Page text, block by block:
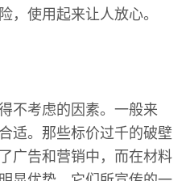
，使用起来让人放心。
不考虑的因素。一般来
适。那些标价过千的破壁
广告和营销中，而在材料